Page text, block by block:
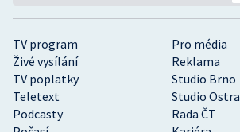
TV program
Pro média
Živé vysílání
Reklama
TV poplatky
Studio Brno
Teletext
Studio
Podcasty
Rada ČT